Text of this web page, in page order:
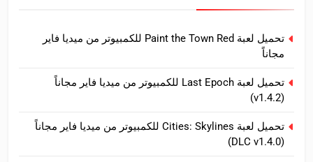
تحميل لعبة Paint the Town Red للكمبيوتر من ميديا فاير
مجاناً
تحميل لعبة Last Epoch للكمبيوتر من ميديا فاير مجاناً
(v1.4.2)
تحميل لعبة Cities: Skylines للكمبيوتر من ميديا فاير مجاناً
(DLC v1.4.0)